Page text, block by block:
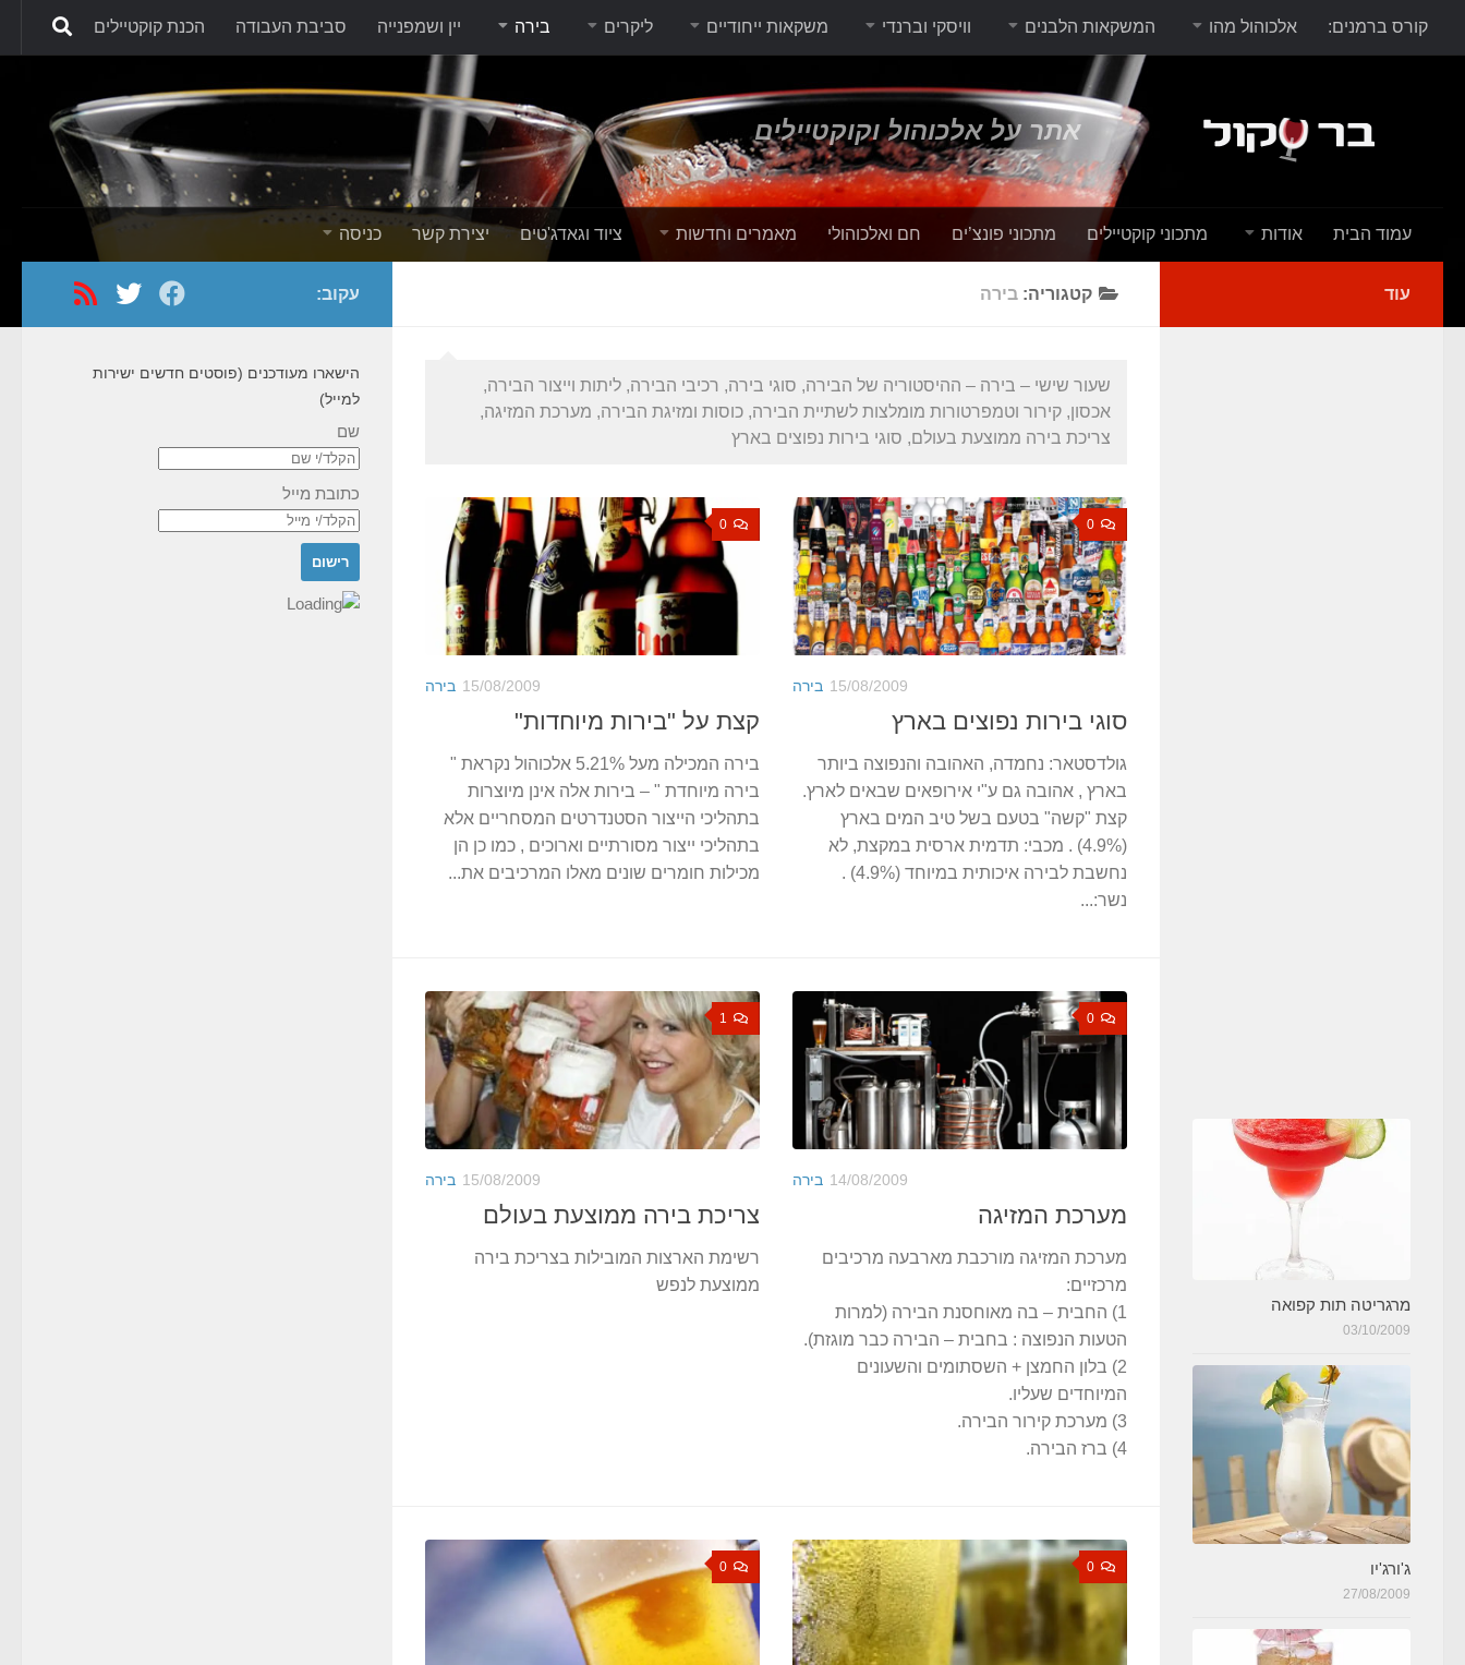
Skip to content קורס ברמנים: אלכוהול מהו המשקאות הלבנים וויסקי וברנדי משקאות ייחודיים ליקרים בירה יין ושמפנייה סביבת העבודה הכנת קוקטיילים
אתר על אלכוהול וקוקטיילים
עמוד הבית אודות מתכוני קוקטיילים מתכוני פונצ’ים חם ואלכוהולי מאמרים וחדשות ציוד וגאדג'טים יצירת קשר כניסה
קטגוריה: בירה
שעור שישי – בירה – ההיסטוריה של הבירה, סוגי בירה, רכיבי הבירה, ליתות וייצור הבירה,
אכסון, קירור וטמפרטורות מומלצות לשתיית הבירה, כוסות ומזיגת הבירה, מערכת המזיגה,
צריכת בירה ממוצעת בעולם, סוגי בירות נפוצים בארץ
0
בירה 15/08/2009
קצת על "בירות מיוחדות"
בירה המכילה מעל 5.21% אלכוהול נקראת "
בירה מיוחדת " – בירות אלה אינן מיוצרות
בתהליכי הייצור הסטנדרטים המסחריים אלא
בתהליכי ייצור מסורתיים וארוכים , כמו כן הן
מכילות חומרים שונים מאלו המרכיבים את...
0
בירה 15/08/2009
סוגי בירות נפוצים בארץ
גולדסטאר: נחמדה, האהובה והנפוצה ביותר
בארץ , אהובה גם ע"י אירופאים שבאים לארץ.
קצת "קשה" בטעם בשל טיב המים בארץ
(4.9%) . מכבי: תדמית ארסית במקצת, לא
נחשבת לבירה איכותית במיוחד (4.9%) .
נשר:...
1
בירה 15/08/2009
צריכת בירה ממוצעת בעולם
רשימת הארצות המובילות בצריכת בירה
ממוצעת לנפש
0
בירה 14/08/2009
מערכת המזיגה
מערכת המזיגה מורכבת מארבעה מרכיבים
מרכזיים:
1) החבית – בה מאוחסנת הבירה (למרות
הטעות הנפוצה : בחבית – הבירה כבר מוגזת).
2) בלון החמצן + השסתומים והשעונים
המיוחדים שעליו.
3) מערכת קירור הבירה.
4) ברז הבירה.
0 0
עקוב:
הישארו מעודכנים (פוסטים חדשים ישירות
למייל)
שם
כתובת מייל
עוד
מרגריטה תות קפואה
03/10/2009
ג'ורג'יו
27/08/2009